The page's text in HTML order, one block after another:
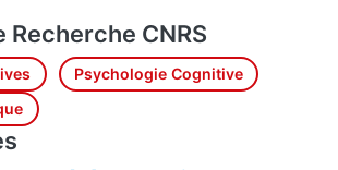
Recherche CNRS
Psychologie Cognitive